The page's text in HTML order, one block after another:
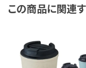
この商品に関連